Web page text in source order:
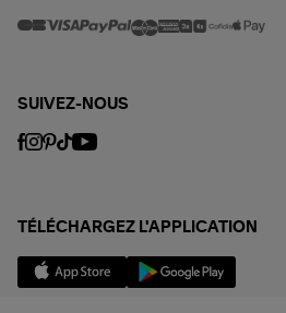
SUIVEZ-NOUS
TÉLÉCHARGEZ L'APPLICATION